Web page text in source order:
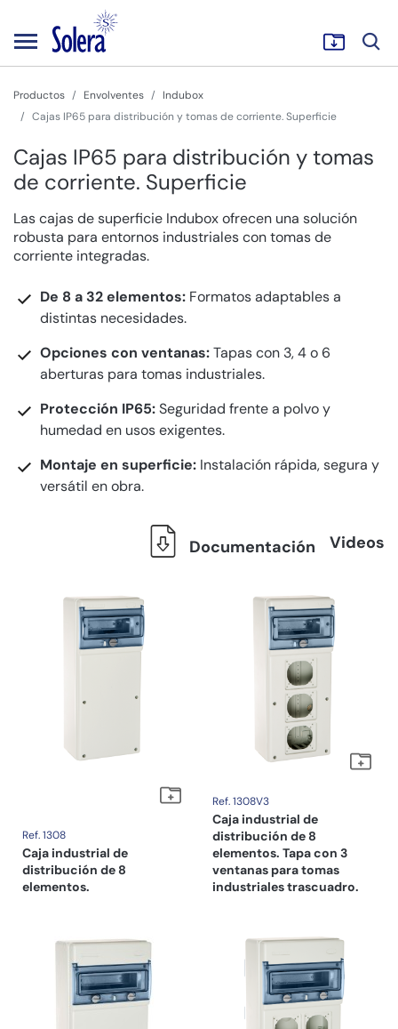
Productos Envolventes
Indubox
Cajas IP65 para distribución y tomas de corriente. Superficie
Cajas IP65 para distribución y tomas
de corriente. Superficie
Las cajas de superficie Indubox ofrecen una solución
robusta para entornos industriales con tomas de
corriente integradas.
De 8 a 32 elementos: Formatos adaptables a
distintas necesidades.
Opciones con ventanas:Tapas con 3, 4 o 6
aberturas para tomas industriales.
Protección IP65:Seguridad frente a polvo y
humedad en usos exigentes.
Montaje en superficie: Instalación rápida, segura y
versátil en obra.
Documentación Videos
Ref. 1308
Caja industrial de
distribución de 8
elementos.
Ref. 1308V3
Caja industrial de
distribución de 8
elementos. Tapa con 3
ventanas para tomas
industriales trascuadro.